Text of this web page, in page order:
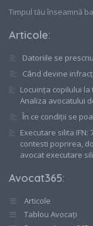
Timpul tău înseamnă
Articole:
Datoriile se
Când devine
Locuința copilului
Analiza avocatului
În ce condiții se
Executare silita IFN:
contesti poprirea,
avocat executare
Avocat365:
Articole
Tablou Avocați